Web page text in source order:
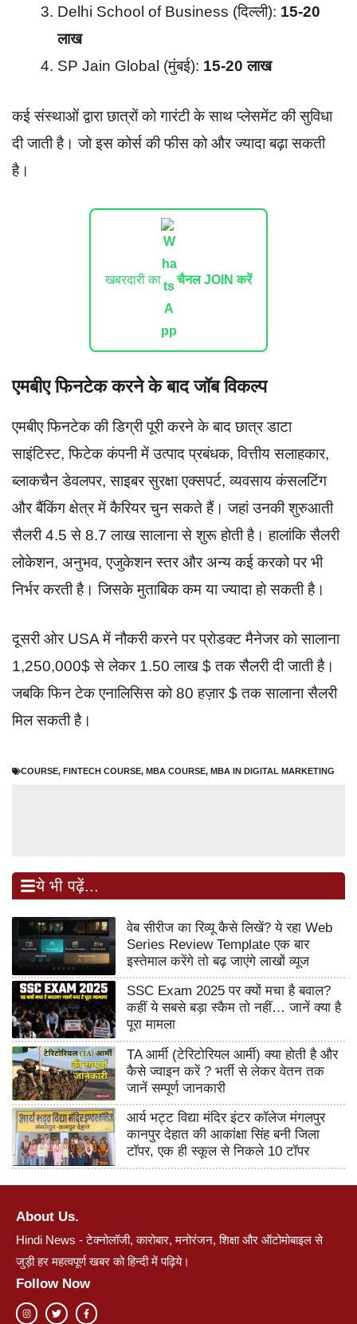
Delhi School of Business (दिल्ली): 15-20
लाख
SP Jain Global (मुंबई): 15-20 लाख
कई संस्थाओं द्वारा छात्रों को गारंटी के साथ प्लेसमेंट की सुविधा
दी जाती है। जो इस कोर्स की फीस को और ज्यादा बढ़ा सकती
है।
खबरदारी का चैनल JOIN करें
एमबीए फिनटेक करने के बाद जॉब विकल्प
एमबीए फिनटेक की डिग्री पूरी करने के बाद छात्र डाटा
साइंटिस्ट, फिटेक कंपनी में उत्पाद प्रबंधक, वित्तीय सलाहकार,
ब्लाकचैन डेवलपर, साइबर सुरक्षा एक्सपर्ट, व्यवसाय कंसलटिंग
और बैंकिंग क्षेत्र में कैरियर चुन सकते हैं। जहां उनकी शुरुआती
सैलरी 4.5 से 8.7 लाख सालाना से शुरू होती है। हालांकि सैलरी
लोकेशन, अनुभव, एजुकेशन स्तर और अन्य कई करको पर भी
निर्भर करती है। जिसके मुताबिक कम या ज्यादा हो सकती है।
दूसरी ओर USA में नौकरी करने पर प्रोडक्ट मैनेजर को सालाना
1,250,000$ से लेकर 1.50 लाख $ तक सैलरी दी जाती है।
जबकि फिन टेक एनालिसिस को 80 हज़ार $ तक सालाना सैलरी
मिल सकती है।
COURSE, FINTECH COURSE, MBA COURSE, MBA IN DIGITAL MARKETING
ये भी पढ़ें...
वेब सीरीज का रिव्यू कैसे लिखें? ये रहा Web
Series Review Template एक बार
इस्तेमाल करेंगे तो बढ़ जाएंगे लाखों व्यूज
SSC Exam 2025 पर क्यों मचा है बवाल?
कहीं ये सबसे बड़ा स्कैम तो नहीं… जानें क्या है
पूरा मामला
TA आर्मी (टेरिटोरियल आर्मी) क्या होती है और
कैसे ज्वाइन करें ? भर्ती से लेकर वेतन तक
जानें सम्पूर्ण जानकारी
आर्य भट्ट विद्या मंदिर इंटर कॉलेज मंगलपुर
कानपुर देहात की आकांक्षा सिंह बनी जिला
टॉपर, एक ही स्कूल से निकले 10 टॉपर
About Us.
Hindi News - टेक्नोलॉजी, कारोबार, मनोरंजन, शिक्षा और ऑटोमोबाइल से
जुड़ी हर महत्वपूर्ण खबर को हिन्दी में पढ़िये।
Follow Now